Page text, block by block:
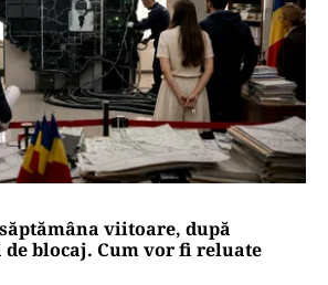
viitoare, după
de blocaj. Cum vor fi reluate